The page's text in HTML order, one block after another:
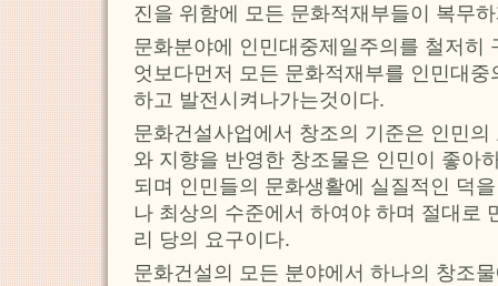
진을 위함에 모든 문화적재부들이 복무
문화분야에 인민대중제일주의를 철저히
엇보다먼저 모든 문화적재부를 인민대
하고 발전시켜나가는것이다.
문화건설사업에서 창조의 기준은 인민
와 지향을 반영한 창조물은 인민이 좋아
되며 인민들의 문화생활에 실질적인 덕
나 최상의 수준에서 하여야 하며 절대로
리 당의 요구이다.
문화건설의 모든 분야에서 하나의 창조